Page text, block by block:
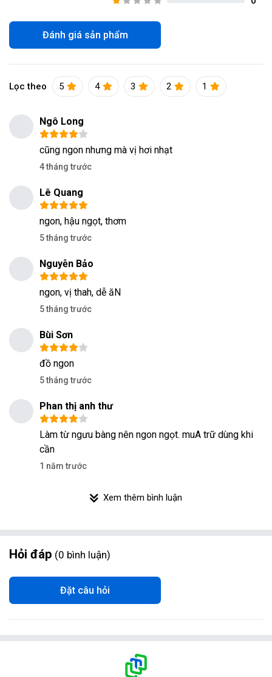
Đánh giá sản phẩm
Lọc theo 5 4 3 2 1
Ngô Long
cũng ngon nhưng mà vị hơi nhạt
4 tháng trước
Lê Quang
ngon, hậu ngọt, thơm
5 tháng trước
Nguyễn Bảo
ngon, vị thah, dễ ăN
5 tháng trước
Bùi Sơn
đồ ngon
5 tháng trước
Phan thị anh thư
Làm từ ngưu bàng nên ngon ngọt. muA trữ dùng khi
cần
1 năm trước
Xem thêm bình luận
Hỏi đáp 0 bình luận
Đặt câu hỏi